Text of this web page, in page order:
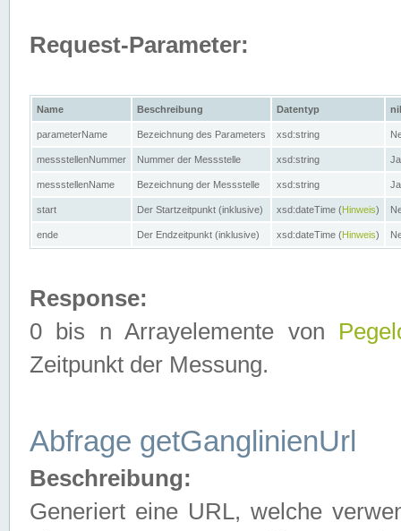
Request-Parameter:
Name Beschreibung Datentyp nil
parameterName Bezeichnung des Parameters xsd:string
messstellenNummer Nummer der Messstelle xsd:string Ja
messstellenName Bezeichnung der Messstelle xsd:string Ja
start Der Startzeitpunkt (inklusive) xsd:dateTime (Hinweis)
ende Der Endzeitpunkt (inklusive) xsd:dateTime (Hinweis)
Response:
0 bis n Arrayelemente von
Zeitpunkt der Messung.
Abfrage getGanglinienUrl
Beschreibung:
Generiert eine URL, welche